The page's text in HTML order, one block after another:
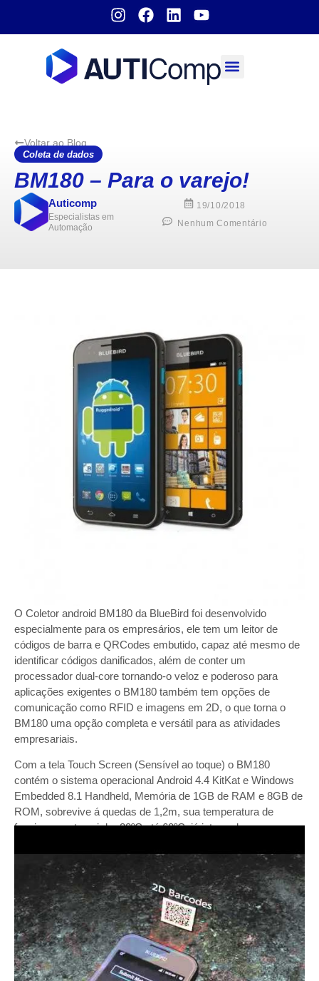
Voltar ao Blog
Coleta de dados
BM180 – Para o varejo!
Auticomp
Especialistas em
Automação
19/10/2018
Nenhum Comentário
O Coletor android BM180 da BlueBird foi desenvolvido
especialmente para os empresários, ele tem um leitor de
códigos de barra e QRCodes embutido, capaz até mesmo de
identificar códigos danificados, além de conter um
processador dual-core tornando-o veloz e poderoso para
aplicações exigentes o BM180 também tem opções de
comunicação como RFID e imagens em 2D, o que torna o
BM180 uma opção completa e versátil para as atividades
empresariais.
Com a tela Touch Screen (Sensível ao toque) o BM180
contém o sistema operacional Android 4.4 KitKat e Windows
Embedded 8.1 Handheld, Memória de 1GB de RAM e 8GB de
ROM, sobrevive á quedas de 1,2m, sua temperatura de
funcionamento vai de -20ºC até 60ºC, já integrado com
LED, e com Slot MicroSD acessível ao cliente para cartões de
memória removíveis de até 32G.
O BM180 é um premium Mobile Computer, robusto e
adequado para uso na indústria. Use com confiança o BM180
em condições hostis de trabalho e entenda porque um
pequeno acidente não pode interferir no seu funcionamento.
O BM180 vem preparado para operar por voz sobre IP,